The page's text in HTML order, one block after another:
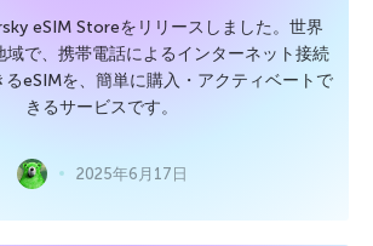
eSIM Storeをリリースしました。世界
域で、携帯電話によるインターネット接続
るeSIMを、簡単に購入・アクティベートで
きるサービスです。
2025年6月17日